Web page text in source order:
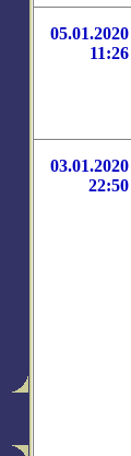
05.01.2020
11:26
03.01.2020
22:50